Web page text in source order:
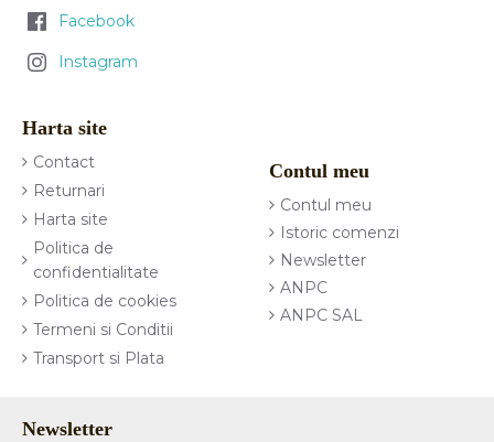
Facebook
Instagram
Harta site
Contact
Returnari
Harta site
Politica de
confidentialitate
Politica de cookies
Termeni si Conditii
Transport si Plata
Contul meu
Contul meu
Istoric comenzi
Newsletter
ANPC
ANPC SAL
Newsletter